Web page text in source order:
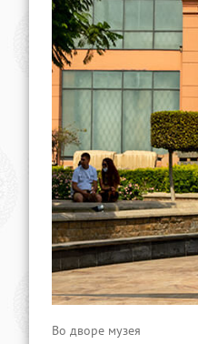
Во дворе музея